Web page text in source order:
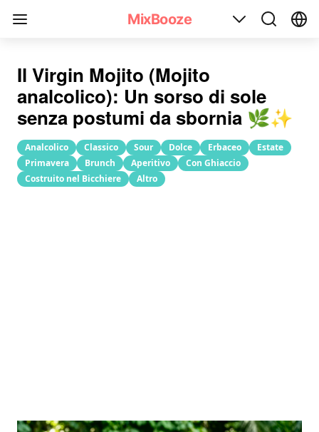
MixBooze
Il Virgin Mojito (Mojito
analcolico): Un sorso di sole
senza postumi da sbornia 🌿✨
Analcolico Classico Sour Dolce Erbaceo
Estate
Primavera
Brunch Aperitivo
Con Ghiaccio
Costruito nel Bicchiere
Altro